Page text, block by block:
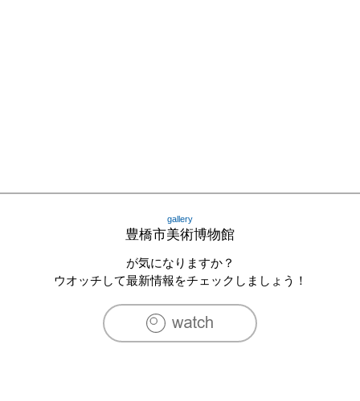
gallery
豊橋市美術博物館
が気になりますか？
ウオッチして最新情報をチェックしましょう！